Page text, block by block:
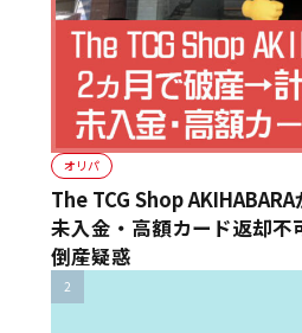
オリパ
The TCG Shop
未入金・高額カード返却不
倒産疑惑